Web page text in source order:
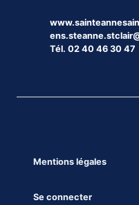
Tél. 02 40 46 30 47
Mentions légales
Se connecter